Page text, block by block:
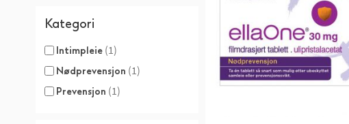
Kategori
Intimpleie (1)
Nødprevensjon (1)
Prevensjon (1)